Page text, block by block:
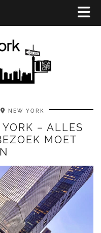
NEW YORK
– ALLES
MOET